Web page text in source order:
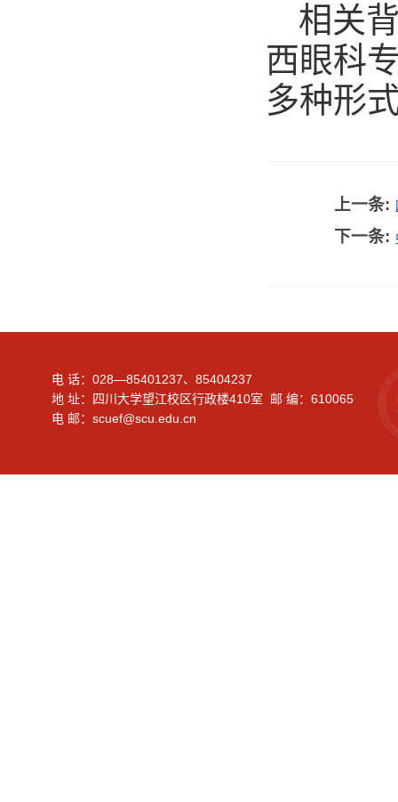
相关
西眼科
多种形
上一条:
下一条:
电 话：028—85401237、85404237
地 址：四川大学望江校区行政楼410室 邮 编：610065
电 邮：scuef@scu.edu.cn